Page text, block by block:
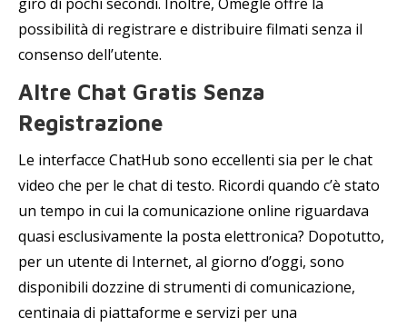
possibilità di registrare e distribuire filmati senza il
consenso dell’utente.
Altre Chat Gratis Senza
Registrazione
Le interfacce ChatHub sono eccellenti sia per le chat
video che per le chat di testo. Ricordi quando c’è stato
un tempo in cui la comunicazione online riguardava
quasi esclusivamente la posta elettronica? Dopotutto,
per un utente di Internet, al giorno d’oggi, sono
disponibili dozzine di strumenti di comunicazione,
centinaia di piattaforme e servizi per una